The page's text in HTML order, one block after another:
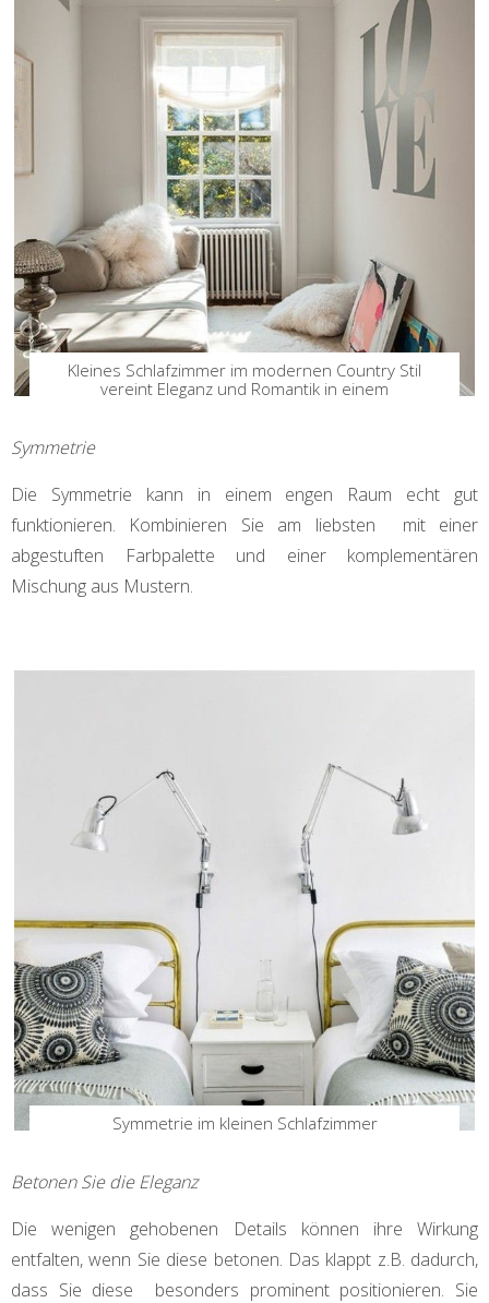
Kleines Schlafzimmer im modernen Country Stil
vereint Eleganz und Romantik in einem
Symmetrie
Die Symmetrie kann in einem engen Raum echt gut
funktionieren. Kombinieren Sie am liebsten mit einer
abgestuften Farbpalette und einer komplementären
Mischung aus Mustern.
Symmetrie im kleinen Schlafzimmer
Betonen Sie die Eleganz
Die wenigen gehobenen Details können ihre Wirkung
entfalten, wenn Sie diese betonen. Das klappt z.B. dadurch,
dass Sie diese besonders prominent positionieren. Sie